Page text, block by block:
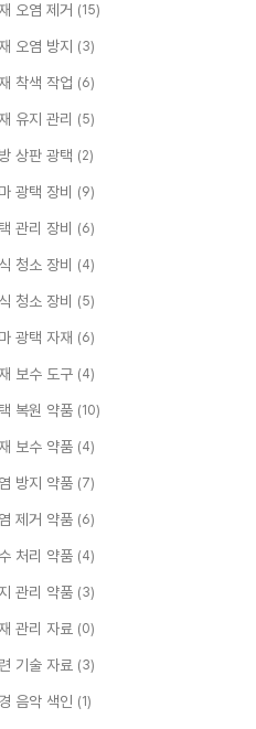
오염 제거 (15)
오염 방지 (3)
착색 작업 (6)
유지 관리 (5)
상판 광택 (2)
광택 장비 (9)
관리 장비 (6)
청소 장비 (4)
청소 장비 (5)
광택 자재 (6)
보수 도구 (4)
복원 약품 (10)
보수 약품 (4)
방지 약품 (7)
제거 약품 (6)
처리 약품 (4)
관리 약품 (3)
관리 자료 (0)
기술 자료 (3)
음악 색인 (1)